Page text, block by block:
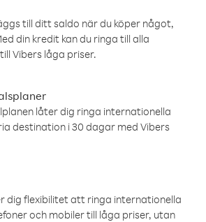
till ditt saldo när du köper något,
din kredit kan du ringa till alla
Vibers låga priser.
låter dig ringa internationella
destination i 30 dagar med Vibers
dig flexibilitet att ringa internationella
och mobiler till låga priser, utan